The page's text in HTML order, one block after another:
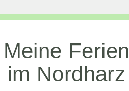
Meine Ferien
im Nordharz